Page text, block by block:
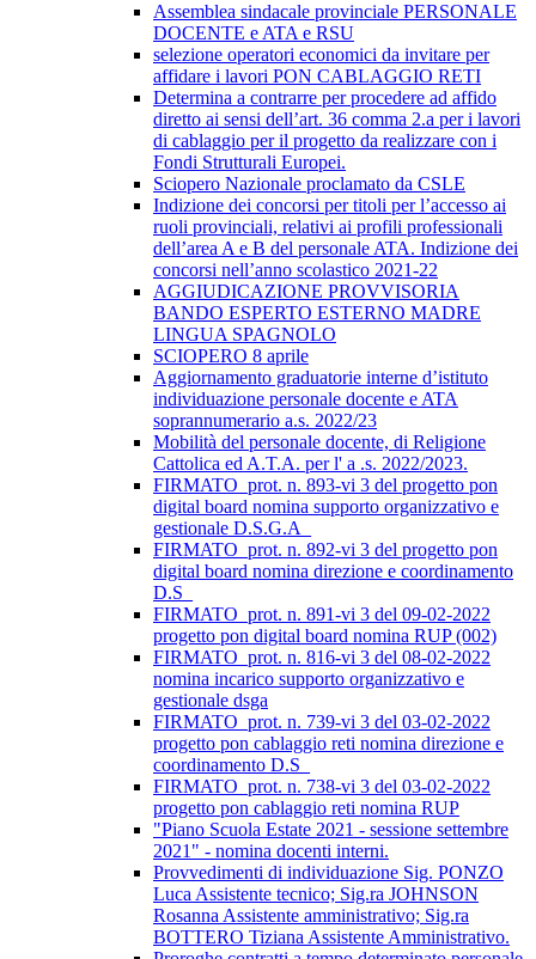
Assemblea sindacale provinciale PERSONALE
DOCENTE e ATA e RSU
selezione operatori economici da invitare per
affidare i lavori PON CABLAGGIO RETI
Determina a contrarre per procedere ad affido
diretto ai sensi dell’art. 36 comma 2.a per i lavori
di cablaggio per il progetto da realizzare con i
Fondi Strutturali Europei.
Sciopero Nazionale proclamato da CSLE
Indizione dei concorsi per titoli per l’accesso ai
ruoli provinciali, relativi ai profili professionali
dell’area A e B del personale ATA. Indizione dei
concorsi nell’anno scolastico 2021-22
AGGIUDICAZIONE PROVVISORIA
BANDO ESPERTO ESTERNO MADRE
LINGUA SPAGNOLO
SCIOPERO 8 aprile
Aggiornamento graduatorie interne d’istituto
individuazione personale docente e ATA
soprannumerario a.s. 2022/23
Mobilità del personale docente, di Religione
Cattolica ed A.T.A. per l' a .s. 2022/2023.
FIRMATO_prot. n. 893-vi 3 del progetto pon
digital board nomina supporto organizzativo e
gestionale D.S.G.A_
FIRMATO_prot. n. 892-vi 3 del progetto pon
digital board nomina direzione e coordinamento
D.S_
FIRMATO_prot. n. 891-vi 3 del 09-02-2022
progetto pon digital board nomina RUP (002)
FIRMATO_prot. n. 816-vi 3 del 08-02-2022
nomina incarico supporto organizzativo e
gestionale dsga
FIRMATO_prot. n. 739-vi 3 del 03-02-2022
progetto pon cablaggio reti nomina direzione e
coordinamento D.S_
FIRMATO_prot. n. 738-vi 3 del 03-02-2022
progetto pon cablaggio reti nomina RUP
"Piano Scuola Estate 2021 - sessione settembre
2021" - nomina docenti interni.
Provvedimenti di individuazione Sig. PONZO
Luca Assistente tecnico; Sig.ra JOHNSON
Rosanna Assistente amministrativo; Sig.ra
BOTTERO Tiziana Assistente Amministrativo.